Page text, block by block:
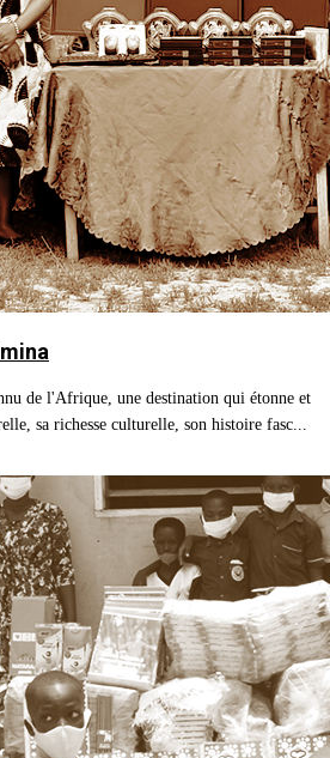
de l'Afrique, une destination qui étonne et
sa richesse culturelle, son histoire fasc...